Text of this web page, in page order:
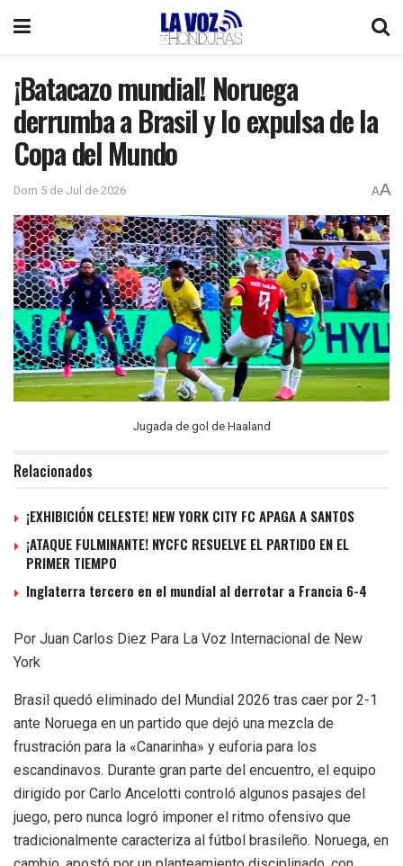
¡Batacazo mundial! Noruega
derrumba a Brasil y lo expulsa de la
Copa del Mundo
Dom 5 de Jul de 2026 AA
Jugada de gol de Haaland
Relacionados
¡EXHIBICIÓN CELESTE! NEW YORK CITY FC APAGA A SANTOS
¡ATAQUE FULMINANTE! NYCFC RESUELVE EL PARTIDO EN EL
PRIMER TIEMPO
Inglaterra tercero en el mundial al derrotar a Francia 6-4
Por Juan Carlos Diez Para La Voz Internacional de New
York
Brasil quedó eliminado del Mundial 2026 tras caer por 2-1
ante Noruega en un partido que dejó una mezcla de
frustración para la «Canarinha» y euforia para los
escandinavos. Durante gran parte del encuentro, el equipo
dirigido por Carlo Ancelotti controló algunos pasajes del
juego, pero nunca logró imponer el ritmo ofensivo que
tradicionalmente caracteriza al fútbol brasileño. Noruega, en